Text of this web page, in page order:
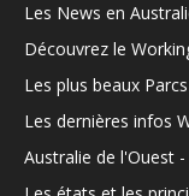
Les News en
Découvrez le
Les plus beaux
Les dernières infos
Australie de l'Ouest